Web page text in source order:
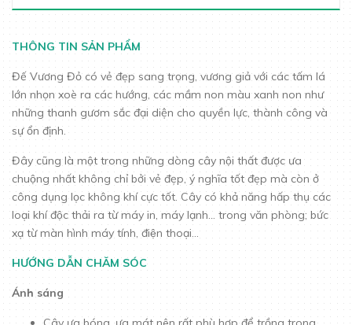
THÔNG TIN SẢN PHẨM
Đế Vương Đỏ có vẻ đẹp sang trọng, vương giả với các tấm lá
lớn nhọn xoè ra các hướng, các mầm non màu xanh non như
những thanh gươm sắc đại diện cho quyền lực, thành công và
sự ổn định.
Đây cũng là một trong những dòng cây nội thất được ưa
chuộng nhất không chỉ bởi vẻ đẹp, ý nghĩa tốt đẹp mà còn ở
công dụng lọc không khí cực tốt. Cây có khả năng hấp thụ các
loại khí độc thải ra từ máy in, máy lạnh... trong văn phòng; bức
xạ từ màn hình máy tính, điện thoại...
HƯỚNG DẪN CHĂM SÓC
Ánh sáng